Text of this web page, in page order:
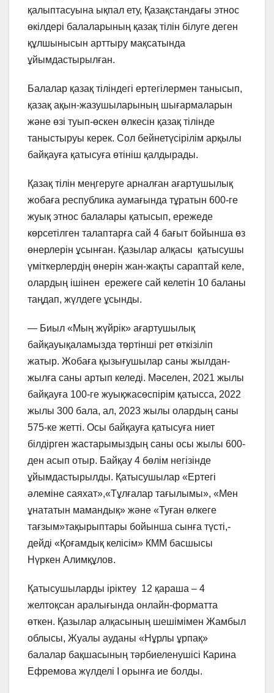
қалыптасуына ықпал ету, Қазақстандағы этнос
өкілдері балаларының қазақ тілін білуге деген
құлшынысын арттыру мақсатында
ұйымдастырылған.
Балалар қазақ тіліндегі ертегілермен танысып,
қазақ ақын-жазушыларының шығармаларын
және өзі туып-өскен өлкесін қазақ тілінде
таныстыруы керек. Сол бейнетүсірілім арқылы
байқауға қатысуға өтініш қалдырады.
Қазақ тілін меңгеруге арналған ағартушылық
жобаға республика аумағында тұратын 600-ге
жуық этнос балалары қатысып, ережеде
көрсетілген талаптарға сай 4 бағыт бойынша өз
өнерлерін ұсынған. Қазылар алқасы қатысушы
үміткерлердің өнерін жан-жақты сараптай келе,
олардың ішінен ережеге сай келетін 10 баланы
таңдап, жүлдеге ұсынды.
— Биыл «Мың жүйрік» ағартушылық
байқауықаламызда төртінші рет өткізіліп
жатыр. Жобаға қызығушылар саны жылдан-
жылға саны артып келеді. Мәселен, 2021 жылы
байқауға 100-ге жуықжасөспірім қатысса, 2022
жылы 300 бала, ал, 2023 жылы олардың саны
575-ке жетті. Осы байқауға қатысуға ниет
білдірген жастарымыздың саны осы жылы 600-
ден асып отыр. Байқау 4 бөлім негізінде
ұйымдастырылды. Қатысушылар «Ертегі
әлеміне саяхат»,«Тұлғалар тағылымы», «Мен
ұнататын мамандық» және «Туған өлкеге
тағзым»тақырыптары бойынша сынға түсті,-
дейді «Қоғамдық келісім» КММ басшысы
Нүркен Алимқұлов.
Қатысушыларды іріктеу 12 қараша – 4
желтоқсан аралығында онлайн-форматта
өткен. Қазылар алқасының шешімімен Жамбыл
облысы, Жуалы ауданы «Нұрлы ұрпақ»
балалар бақшасының тәрбиеленушісі Карина
Ефремова жүлделі І орынға ие болды.